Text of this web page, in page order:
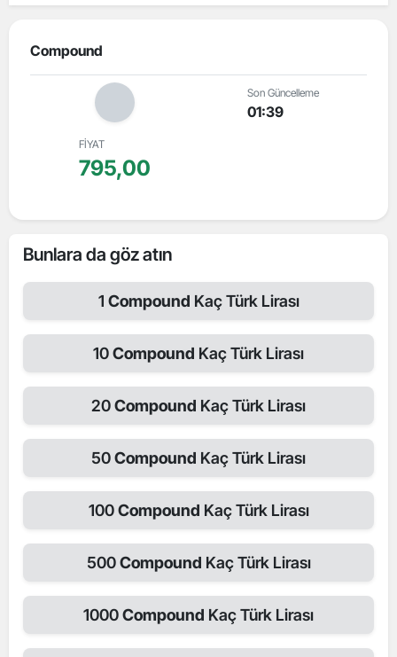
Compound
Son Güncelleme
01:39
FİYAT
795,00
Bunlara da göz atın
1 Compound Kaç Türk Lirası
10Compound Kaç Türk Lirası
20Compound Kaç Türk Lirası
50Compound Kaç Türk Lirası
100Compound Kaç Türk Lirası
500Compound Kaç Türk Lirası
1000Compound Kaç Türk Lirası